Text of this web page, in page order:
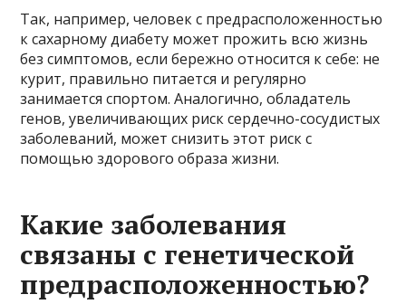
Так, например, человек с предрасположенностью
к сахарному диабету может прожить всю жизнь
без симптомов, если бережно относится к себе: не
курит, правильно питается и регулярно
занимается спортом. Аналогично, обладатель
генов, увеличивающих риск сердечно-сосудистых
заболеваний, может снизить этот риск с
помощью здорового образа жизни.
Какие заболевания
связаны с генетической
предрасположенностью?